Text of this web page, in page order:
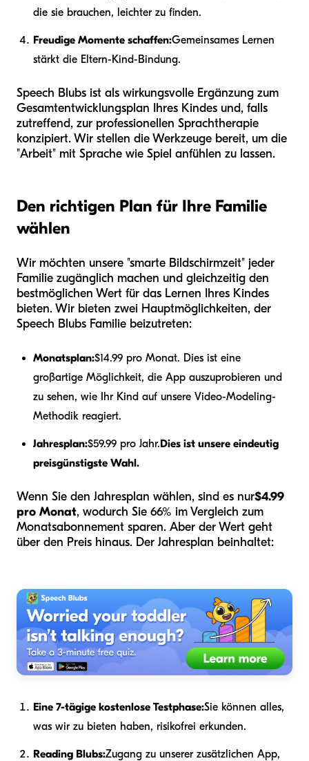
die sie brauchen, leichter zu finden.
Freudige Momente schaffen:Gemeinsames Lernen
stärkt die Eltern-Kind-Bindung.
Speech Blubs ist als wirkungsvolle Ergänzung zum
Gesamtentwicklungsplan Ihres Kindes und, falls
zutreffend, zur professionellen Sprachtherapie
konzipiert. Wir stellen die Werkzeuge bereit, um die
"Arbeit" mit Sprache wie Spiel anfühlen zu lassen.
Den richtigen Plan für Ihre Familie
wählen
Wir möchten unsere "smarte Bildschirmzeit" jeder
Familie zugänglich machen und gleichzeitig den
bestmöglichen Wert für das Lernen Ihres Kindes
bieten. Wir bieten zwei Hauptmöglichkeiten, der
Speech Blubs Familie beizutreten:
Monatsplan:$14.99 pro Monat. Dies ist eine
großartige Möglichkeit, die App auszuprobieren und
zu sehen, wie Ihr Kind auf unsere Video-Modeling-
Methodik reagiert.
Jahresplan:$59.99 pro Jahr.Dies ist unsere eindeutig
preisgünstigste Wahl.
Wenn Sie den Jahresplan wählen, sind es nur$4.99
pro Monat, wodurch Sie 66% im Vergleich zum
Monatsabonnement sparen. Aber der Wert geht
über den Preis hinaus. Der Jahresplan beinhaltet:
Eine 7-tägige kostenlose Testphase:Sie können alles,
was wir zu bieten haben, risikofrei erkunden.
Reading Blubs:Zugang zu unserer zusätzlichen App,